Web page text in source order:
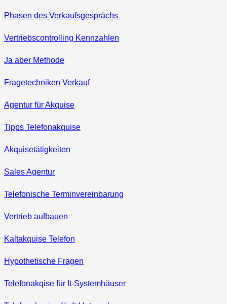
Phasen des Verkaufsgesprächs
Vertriebscontrolling Kennzahlen
Ja aber Methode
Fragetechniken Verkauf
Agentur für Akquise
Tipps Telefonakquise
Akquisetätigkeiten
Sales Agentur
Telefonische Terminvereinbarung
Vertrieb aufbauen
Kaltakquise Telefon
Hypothetische Fragen
Telefonakqise für It‑Systemhäuser